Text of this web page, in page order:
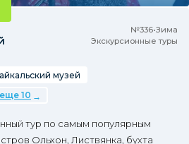
№336•Зима
Экскурсионные туры
музей
еще 10
тур по самым популярным
Ольхон, Листвянка, бухта